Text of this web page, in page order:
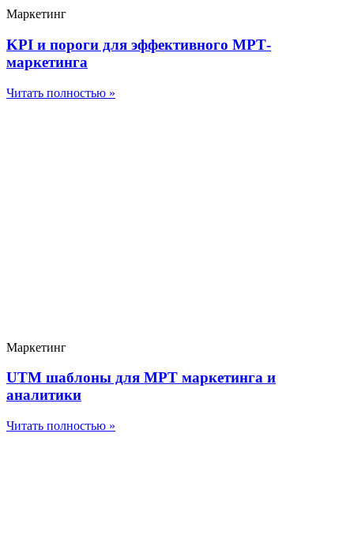
Маркетинг
KPI и пороги для эффективного МРТ-
маркетинга
Читать полностью »
Маркетинг
UTM шаблоны для МРТ маркетинга и
аналитики
Читать полностью »